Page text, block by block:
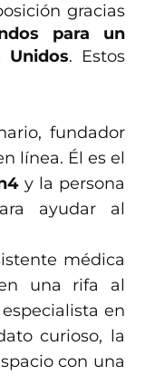
gracias
para un
Unidos. Estos
fundador
línea. Él es el
y la persona
ayudar al
médica
una rifa al
en
curioso, la
con una